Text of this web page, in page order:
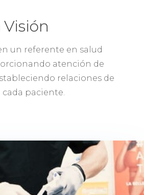
un referente en salud
atención de
relaciones de
paciente.